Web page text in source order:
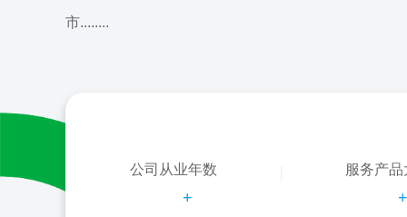
市........
公司从业年数
+
服务产